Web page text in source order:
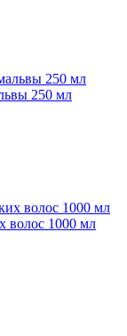
250 мл
волос 1000 мл